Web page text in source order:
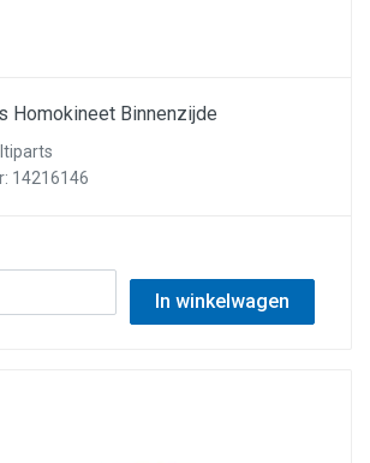
Homokineet Binnenzijde
14216146
In winkelwagen